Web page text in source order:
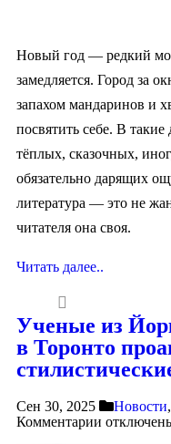
Новый год — редкий
замедляется. Город за
запахом мандаринов и
посвятить себе. В
тёплых, сказочных,
обязательно дарящих
литература — это не
читателя она своя.
Читать далее..
Ученые из
в Торонто
Сен 30, 2025 Новости,
Комментарии